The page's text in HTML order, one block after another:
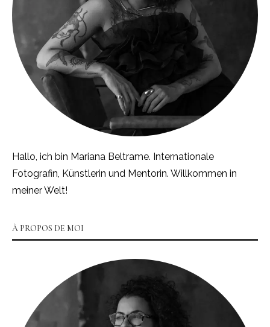
Hallo, ich bin Mariana Beltrame. Internationale
Fotografin, Künstlerin und Mentorin. Willkommen in
meiner Welt!
À PROPOS DE MOI